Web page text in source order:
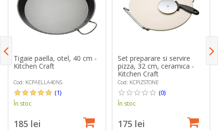
Tigaie paella, otel, 40 cm -
Kitchen Craft
Cod: KCPAELLA40NS
(1)
În stoc
185 lei
Set preparare si servire
pizza, 32 cm, ceramica -
Kitchen Craft
Cod: KCPIZSTONE
(0)
În stoc
175 lei